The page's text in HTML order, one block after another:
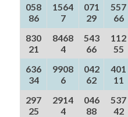
058
86
1564
7
071
29
557
66
830
21
8468
4
543
66
112
55
636
34
9908
6
042
62
401
11
297
25
2914
4
046
88
537
42